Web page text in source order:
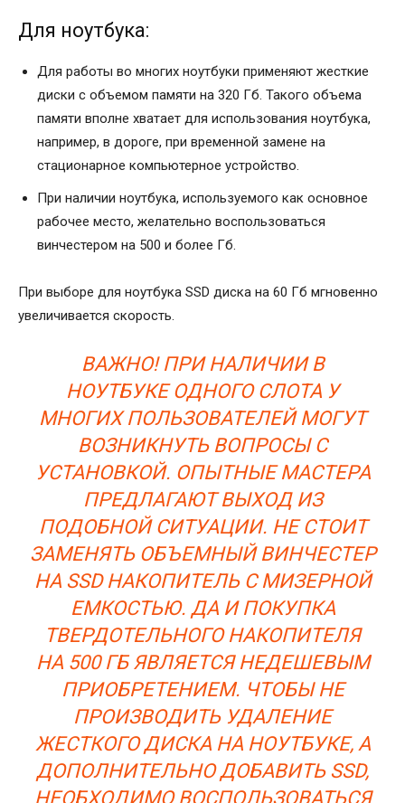
Для ноутбука:
Для работы во многих ноутбуки применяют жесткие
диски с объемом памяти на 320 Гб. Такого объема
памяти вполне хватает для использования ноутбука,
например, в дороге, при временной замене на
стационарное компьютерное устройство.
При наличии ноутбука, используемого как основное
рабочее место, желательно воспользоваться
винчестером на 500 и более Гб.
При выборе для ноутбука SSD диска на 60 Гб мгновенно
увеличивается скорость.
ВАЖНО! ПРИ НАЛИЧИИ В
НОУТБУКЕ ОДНОГО СЛОТА У
МНОГИХ ПОЛЬЗОВАТЕЛЕЙ МОГУТ
ВОЗНИКНУТЬ ВОПРОСЫ С
УСТАНОВКОЙ. ОПЫТНЫЕ МАСТЕРА
ПРЕДЛАГАЮТ ВЫХОД ИЗ
ПОДОБНОЙ СИТУАЦИИ. НЕ СТОИТ
ЗАМЕНЯТЬ ОБЪЕМНЫЙ ВИНЧЕСТЕР
НА SSD НАКОПИТЕЛЬ С МИЗЕРНОЙ
ЕМКОСТЬЮ. ДА И ПОКУПКА
ТВЕРДОТЕЛЬНОГО НАКОПИТЕЛЯ
НА 500 ГБ ЯВЛЯЕТСЯ НЕДЕШЕВЫМ
ПРИОБРЕТЕНИЕМ. ЧТОБЫ НЕ
ПРОИЗВОДИТЬ УДАЛЕНИЕ
ЖЕСТКОГО ДИСКА НА НОУТБУКЕ, А
ДОПОЛНИТЕЛЬНО ДОБАВИТЬ SSD,
НЕОБХОДИМО ВОСПОЛЬЗОВАТЬСЯ